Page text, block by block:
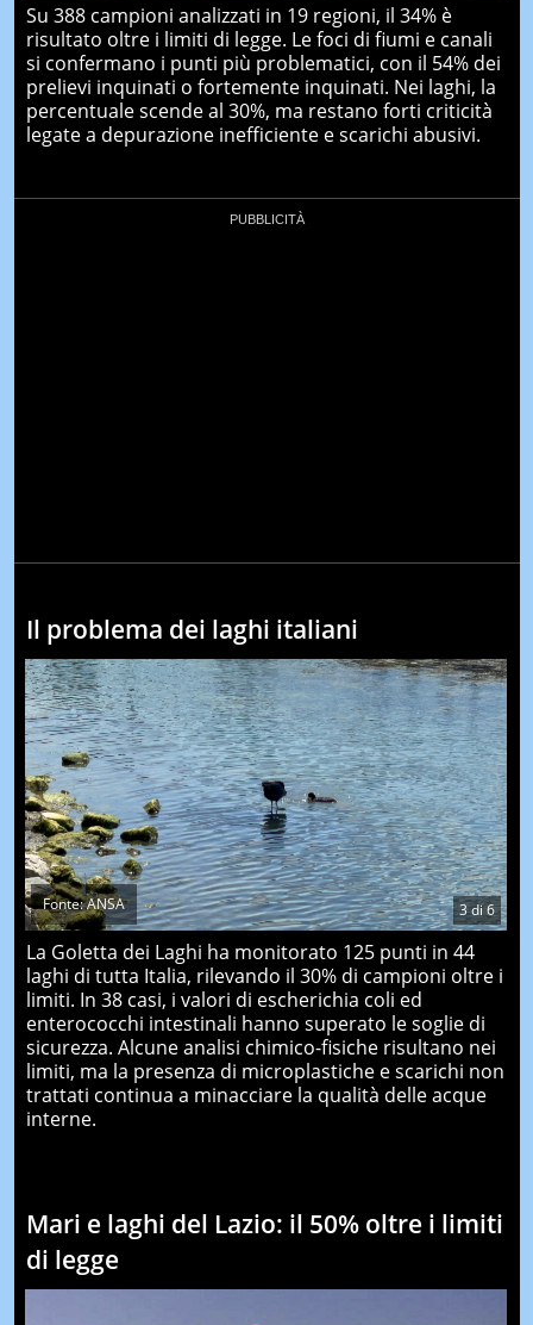
Su 388 campioni analizzati in 19 regioni, il 34% è
risultato oltre i limiti di legge. Le foci di fiumi e canali
si confermano i punti più problematici, con il 54% dei
prelievi inquinati o fortemente inquinati. Nei laghi, la
percentuale scende al 30%, ma restano forti criticità
legate a depurazione inefficiente e scarichi abusivi.
Il problema dei laghi italiani
3di6
Fonte: ANSA
La Goletta dei Laghi ha monitorato 125 punti in 44
laghi di tutta Italia, rilevando il 30% di campioni oltre i
limiti. In 38 casi, i valori di escherichia coli ed
enterococchi intestinali hanno superato le soglie di
sicurezza. Alcune analisi chimico-fisiche risultano nei
limiti, ma la presenza di microplastiche e scarichi non
trattati continua a minacciare la qualità delle acque
interne.
Mari e laghi del Lazio: il 50% oltre i limiti
di legge